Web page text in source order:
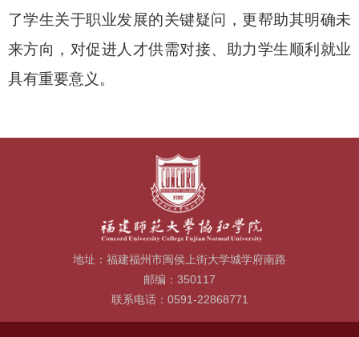
了学生关于职业发展的关键疑问，更帮助其明确未
来方向，对促进人才供需对接、助力学生顺利就业
具有重要意义。
地址：福建福州市闽侯上街大学城学府南路
邮编：350117
联系电话：0591-22868771